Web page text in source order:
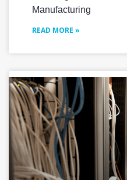
Manufacturing
READ MORE »